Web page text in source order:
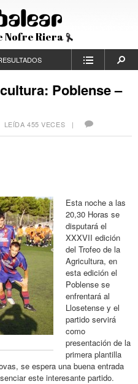
Nofre Riera
Poblense –
455 VECES |
Esta noche a las
20,30 Horas se
disputará el
XXXVII edición
del Trofeo de la
Agricultura, en
esta edición el
Poblense se
enfrentará al
Llosetense y el
partido servirá
como
presentación de la
primera plantilla
se espera una buena entrada
este interesante partido.